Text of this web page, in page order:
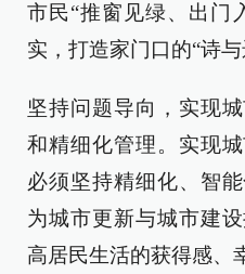
市民“推窗见绿、出门
实，打造家门口的“诗与
坚持问题导向，实现
和精细化管理。实现
必须坚持精细化、智
为城市更新与城市建
高居民生活的获得感、